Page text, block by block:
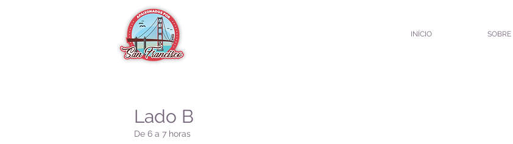
INÍCIO SOBRE
Lado B
De 6 a 7 horas